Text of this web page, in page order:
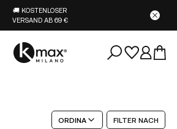
🚚 KOSTENLOSER
VERSAND AB 69 €
ORDINA FILTER NACH